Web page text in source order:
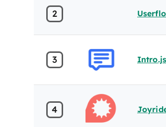
2
3 Intro.js
4